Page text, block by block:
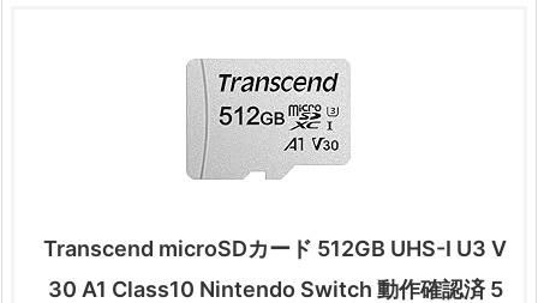
Transcend microSDカード 512GB UHS-I U3 V
30 A1 Class10 Nintendo Switch 動作確認済 5